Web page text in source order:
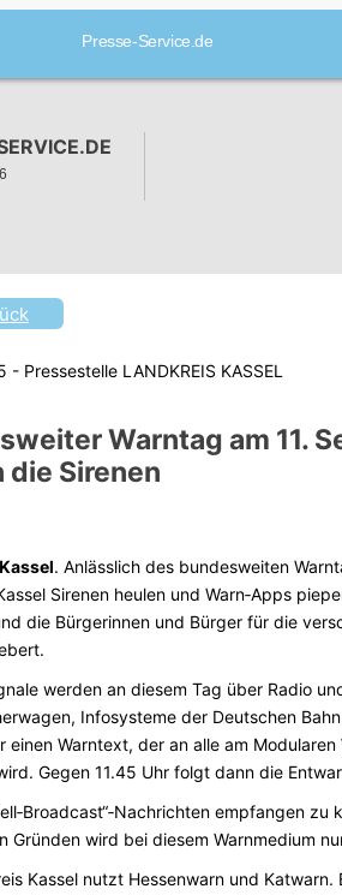
Presse-Service.de
Pressestelle LANDKREIS KASSEL
Warntag am 11.
die Sirenen
. Anlässlich des bundesweiten
Sirenen heulen und Warn‐Apps
die Bürgerinnen und Bürger für die
werden an diesem Tag über Radio
Infosysteme der Deutschen
einen Warntext, der an alle am
Gegen 11.45 Uhr folgt dann die
empfangen
Gründen wird bei diesem Warnmedium
Kassel nutzt Hessenwarn und